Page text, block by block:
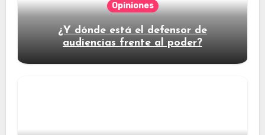
Opiniones
¿Y dónde está el defensor de
audiencias frente al poder?